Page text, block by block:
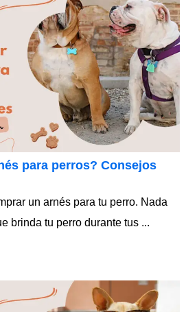
para perros? Consejos
un arnés para tu perro. Nada
brinda tu perro durante tus ...